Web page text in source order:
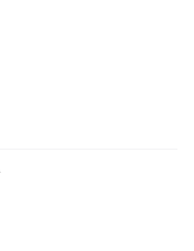
у Google news
у Viber
у LinkedIn